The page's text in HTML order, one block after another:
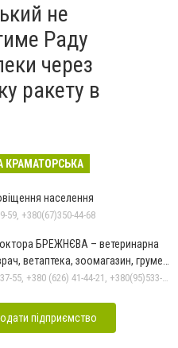
не
Раду
через
ракету в
КРАМАТОРСЬКА
населення
59, +380(67)350-44-68
БРЕЖНЄВА – ветеринарна
ветаптека, зоомагазин, грумер,
+380 (50) 695-37-55, +380 (626) 41-44-21, +380(95)533-90-03
підприємство